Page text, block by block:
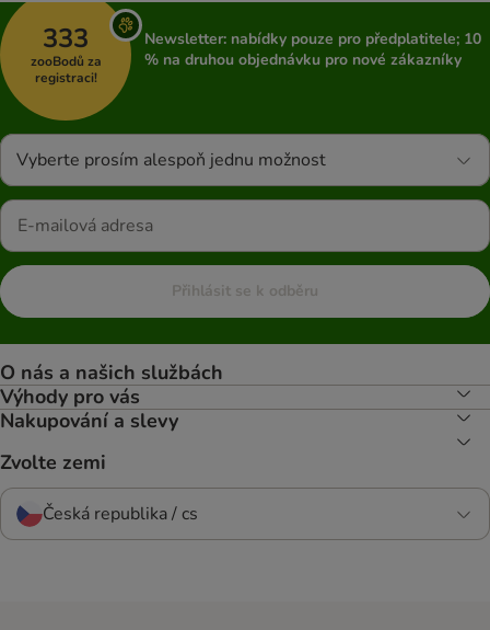
333
zooBodů za
registraci!
Newsletter: nabídky pouze pro předplatitele; 10
% na druhou objednávku pro nové zákazníky
Vyberte prosím alespoň jednu možnost
Přihlásit se k odběru
O nás a našich službách
Výhody pro vás
Nakupování a slevy
Zvolte zemi
Česká republika / cs